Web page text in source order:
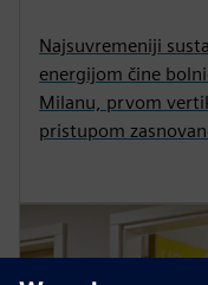
Najsuvremeniji
energijom čine
Milanu, prvom
pristupom